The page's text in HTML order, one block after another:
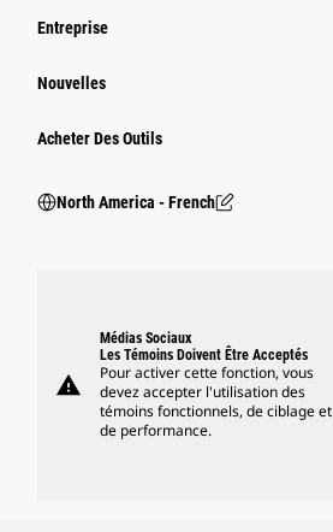
Entreprise
Nouvelles
Acheter Des Outils
North America - French
warning
Médias Sociaux
Les Témoins Doivent Être Acceptés
Pour activer cette fonction, vous
devez accepter l'utilisation des
témoins fonctionnels, de ciblage et
de performance.